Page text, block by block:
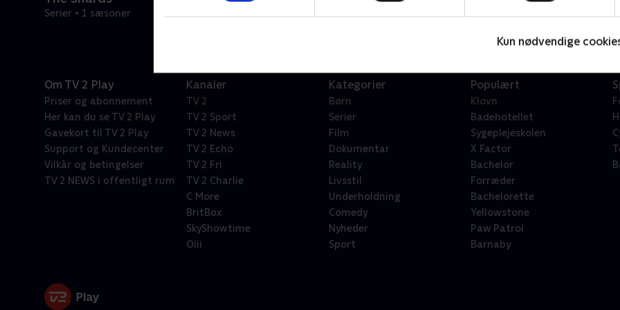
Kun nødvendige
Serier • 1 sæsoner
Om TV 2 Play
Priser og abonnement
Her kan du se TV 2 Play
Gavekort til TV 2 Play
Support og Kundecenter
Vilkår og betingelser
TV 2 NEWS i offentligt rum
Kanaler
TV 2
TV 2 Sport
TV 2 News
TV 2 Echo
TV 2 Fri
TV 2 Charlie
C More
BritBox
SkyShowtime
Oiii
Kategorier
Børn
Serier
Film
Dokumentar
Reality
Livsstil
Underholdning
Comedy
Nyheder
Sport
Populært
Klovn
Badehotellet
Sygeplejeskolen
X Factor
Bachelor
Forræder
Bachelorette
Yellowstone
Paw Patrol
Barnaby